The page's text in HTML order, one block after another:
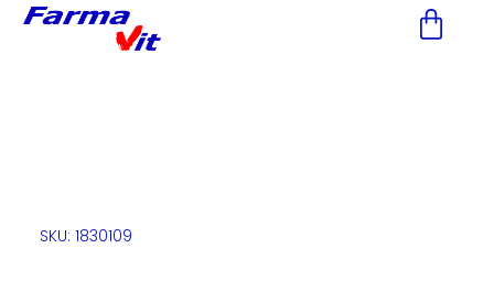
Nota:
accesibilidad.
SKU: 1830109